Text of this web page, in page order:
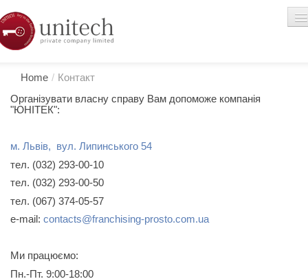
Головна
Бізнес-
Власний
Home / Контакт
Організувати власну справу Вам допоможе компанія
"ЮНІТЕК":
м. Львів, вул. Липинського 54
тел. (032) 293-00-10
тел. (032) 293-00-50
тел. (067) 374-05-57
e-mail: contacts@franchising-prosto.com.ua
Ми працюємо:
Пн.-Пт. 9:00-18:00